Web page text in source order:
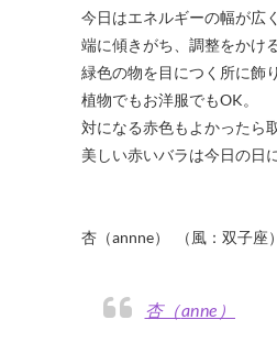
今日はエネルギーの幅が広
端に傾きがち、調整をかけ
緑色の物を目につく所に飾
植物でもお洋服でもOK。
対になる赤色もよかったら
美しい赤いバラは今日の日
杏（annne） （風：双子座）
杏（anne）